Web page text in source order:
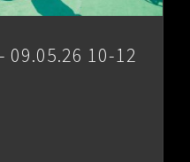
09.05.26 10-12